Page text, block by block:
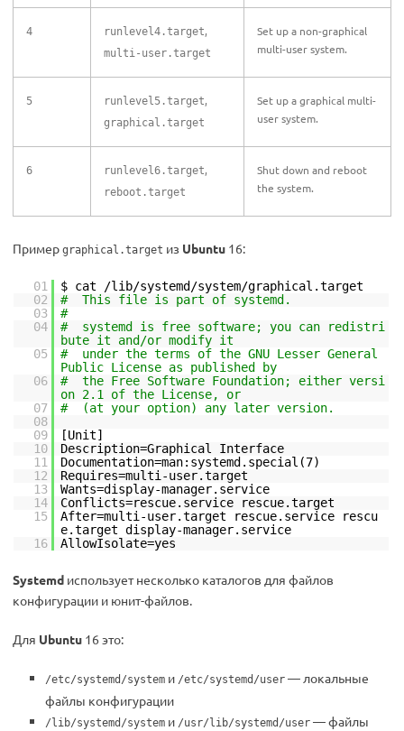
4 runlevel4.target,
multi-user.target
Set up a non-graphical
multi-user system.
5 runlevel5.target,
graphical.target
Set up a graphical multi-
user system.
6 runlevel6.target,
reboot.target
Shut down and reboot
the system.
Пример graphical.target из Ubuntu 16:
01
$ cat /lib/systemd/system/graphical.target
02
# This file is part of systemd.
03
#
04
# systemd is free software; you can redistri
bute it and/or modify it
05
# under the terms of the GNU Lesser General
Public License as published by
06
# the Free Software Foundation; either versi
on 2.1 of the License, or
07
# (at your option) any later version.
08
09
[Unit]
10
Description=Graphical Interface
11
Documentation=man:systemd.special(7)
12
Requires=multi-user.target
13
Wants=display-manager.service
14
Conflicts=rescue.service rescue.target
15
After=multi-user.target rescue.service rescu
e.target display-manager.service
16
AllowIsolate=yes
Systemd использует несколько каталогов для файлов
конфигурации и юнит-файлов.
Для Ubuntu 16 это:
/etc/systemd/system и /etc/systemd/user — локальные
файлы конфигурации
/lib/systemd/system и /usr/lib/systemd/user — файлы